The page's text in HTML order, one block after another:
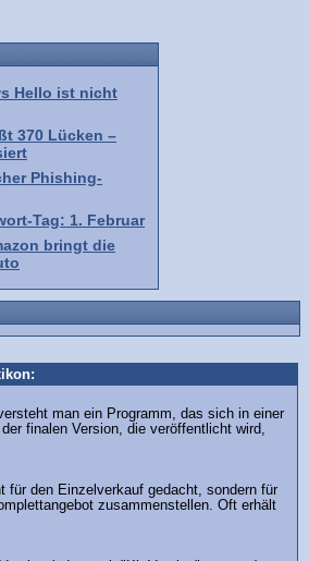
Hello ist nicht
370 Lücken –
Phishing-
Tag: 1. Februar
bringt die
man ein Programm, das sich in einer
der finalen Version, die veröffentlicht wird,
für den Einzelverkauf gedacht, sondern für
zusammenstellen. Oft erhält